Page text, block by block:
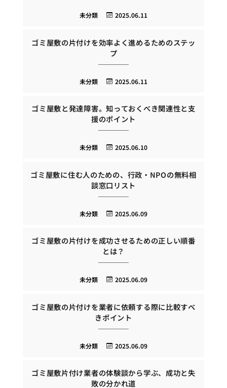
2025.06.11
未分類
ゴミ屋敷の片付けを効率よく進めるためのステッ
プ
2025.06.11
未分類
ゴミ屋敷と発達障害。知っておくべき関連性と支
援のポイント
2025.06.10
未分類
ゴミ屋敷に住む人のための、行政・NPOの無料相
談窓口リスト
2025.06.09
未分類
ゴミ屋敷の片付けを成功させるための正しい順番
とは？
2025.06.09
未分類
ゴミ屋敷の片付けを業者に依頼する際に比較すべ
きポイント
2025.06.09
未分類
ゴミ屋敷片付け業者の体験談から学ぶ、成功と失
敗の分かれ道